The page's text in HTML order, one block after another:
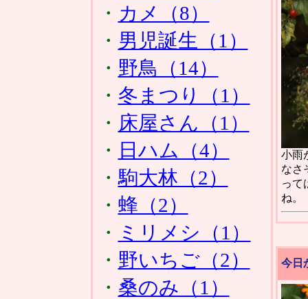
・ カメ（8）
・ 男児誕生（1）
・ 野鳥（14）
・ 冬まつり（1）
・ 床屋さん（1）
・ 日ハム（4）
・駒大林（2）
・ 蜂（2）
・ ミリメシ（1）
・ 野いちご（2）
・ 桑のみ（1）
小雨
なさ
って
ね。
今日